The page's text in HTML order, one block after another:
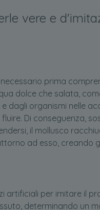
vere e
prima
dolce che salata,
dagli organismi nelle
Di conseguenza,
il mollusco
ad esso, creando
artificiali per imitare il
determinando un